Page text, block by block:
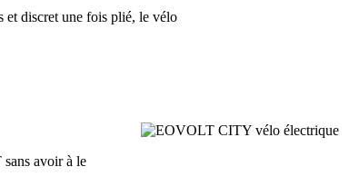
et discret une fois plié, le vélo
avoir à le